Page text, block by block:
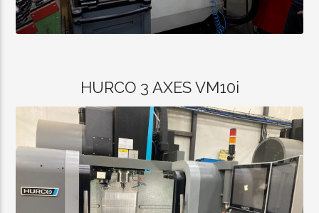
HURCO 3 AXES VM10i